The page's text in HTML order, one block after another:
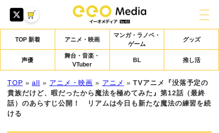
TOP 新着 アニメ・映画
マンガ・ラノベ・
ゲーム
グッズ
声優
舞台・音楽・
VTuber
BL 推し活
TOP »all » アニメ・映画 » アニメ »TVアニメ『没落予定の
貴族だけど、暇だったから魔法を極めてみた』第12話（最終
話）のあらすじ公開！ リアムは今日も新たな魔法の練習を続
ける